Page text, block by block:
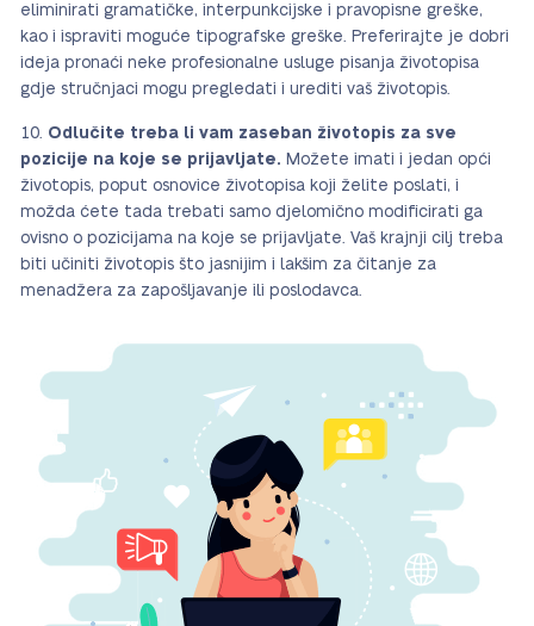
eliminirati gramatičke, interpunkcijske i pravopisne greške,
kao i ispraviti moguće tipografske greške. Preferirajte je dobri
ideja pronaći neke profesionalne usluge pisanja životopisa
gdje stručnjaci mogu pregledati i urediti vaš životopis.
Odlučite treba li vam zaseban životopis za sve
pozicije na koje se prijavljate. Možete imati i jedan opći
životopis, poput osnovice životopisa koji želite poslati, i
možda ćete tada trebati samo djelomično modificirati ga
ovisno o pozicijama na koje se prijavljate. Vaš krajnji cilj treba
biti učiniti životopis što jasnijim i lakšim za čitanje za
menadžera za zapošljavanje ili poslodavca.